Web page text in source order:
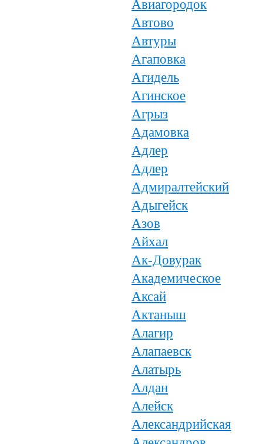
Авиагородок
Автово
Автуры
Агаповка
Агидель
Агинское
Агрыз
Адамовка
Адлер
Адлер
Адмиралтейский
Адыгейск
Азов
Айхал
Ак-Довурак
Академическое
Аксай
Актаныш
Алагир
Алапаевск
Алатырь
Алдан
Алейск
Александрийская